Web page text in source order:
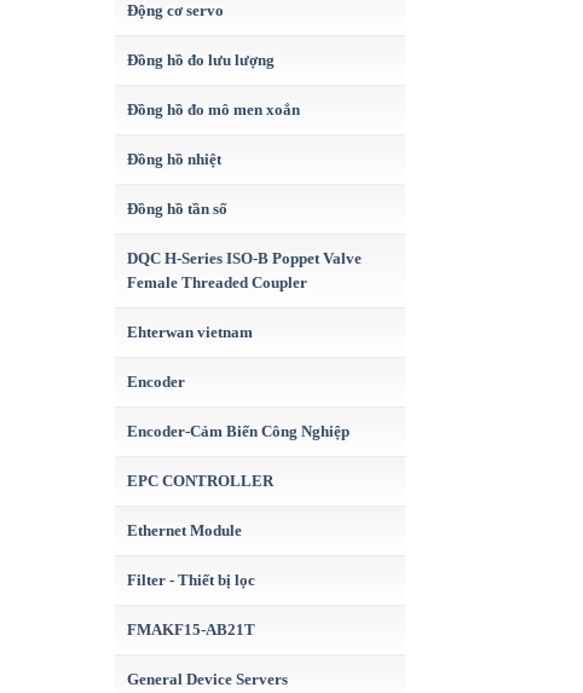
Động cơ servo
Đồng hồ đo lưu lượng
Đồng hồ đo mô men xoắn
Đồng hồ nhiệt
Đồng hồ tần số
DQC H-Series ISO-B Poppet Valve
Female Threaded Coupler
Ehterwan vietnam
Encoder
Encoder-Cảm Biến Công Nghiệp
EPC CONTROLLER
Ethernet Module
Filter - Thiết bị lọc
FMAKF15-AB21T
General Device Servers